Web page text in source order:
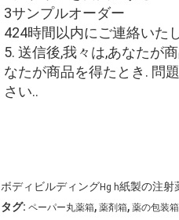
3サンプルオーダー
424時間以内にご連絡いた
5. 送信後,我々は,あなたが
なたが商品を得たとき. 問
さい..
ボディビルディングHg h紙製の注射
タグ: ペーパー丸薬箱, 薬剤箱, 薬の包装箱